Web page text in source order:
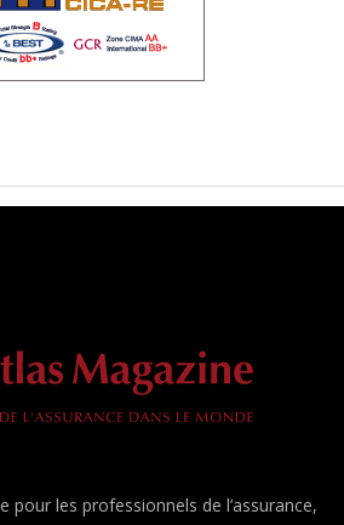
pour les professionnels de l’assurance,